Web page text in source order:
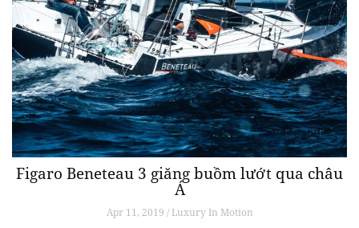
Figaro Beneteau 3 giăng buồm lướt qua châu
Á
Apr 11, 2019 / Luxury In Motion